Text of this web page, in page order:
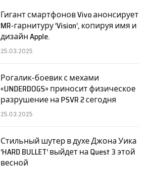
Гигант смартфонов Vivo анонсирует
MR-гарнитуру ‘Vision’, копируя имя и
дизайн Apple.
25.03.2025
Рогалик-боевик с мехами
«UNDERDOGS» приносит физическое
разрушение на PSVR 2 сегодня
25.03.2025
Стильный шутер в духе Джона Уика
‘HARD BULLET’ выйдет на Quest 3 этой
весной